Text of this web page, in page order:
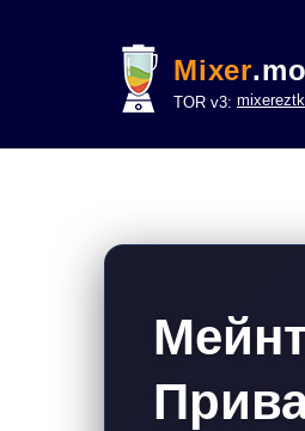
Mixer
TOR v3: